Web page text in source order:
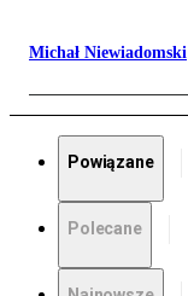
Michał Niewiadomski
Powiązane
Polecane